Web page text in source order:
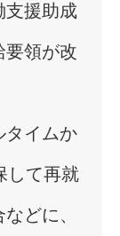
支援助成
要領が改
タイムか
して再就
どに、